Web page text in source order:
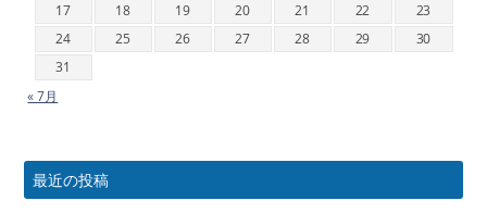
17
18 19 20 21 22
23
24
25 26 27 28 29
30
31
« 7月
最近の投稿